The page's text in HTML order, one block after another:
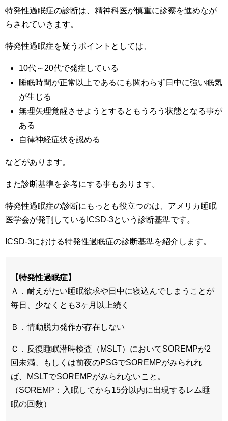
特発性過眠症の診断は、精神科医が慎重に診察を進めなが
らされていきます。
特発性過眠症を疑うポイントとしては、
10代～20代で発症している
睡眠時間が正常以上であるにも関わらず日中に強い眠気
が生じる
無理矢理覚醒させようとするともうろう状態となる事が
ある
自律神経症状を認める
などがあります。
また診断基準を参考にする事もあります。
特発性過眠症の診断にもっとも役立つのは、アメリカ睡眠
医学会が発刊しているICSD-3という診断基準です。
ICSD-3における特発性過眠症の診断基準を紹介します。
【特発性過眠症】
Ａ．耐えがたい睡眠欲求や日中に寝込んでしまうことが
毎日、少なくとも3ヶ月以上続く
Ｂ．情動脱力発作が存在しない
Ｃ．反復睡眠潜時検査（MSLT）においてSOREMPが2
回未満、もしくは前夜のPSGでSOREMPがみられれ
ば、MSLTでSOREMPがみられないこと。
（SOREMP：入眠してから15分以内に出現するレム睡
眠の回数）